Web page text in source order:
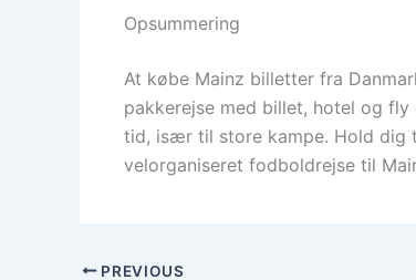
Opsummering
At købe Mainz billetter fra
pakkerejse med billet, hotel og
tid, især til store kampe. Hold dig
velorganiseret fodboldrejse til
PREVIOUS